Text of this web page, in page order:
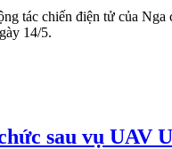
tác chiến điện tử của
14/5.
sau vụ UAV